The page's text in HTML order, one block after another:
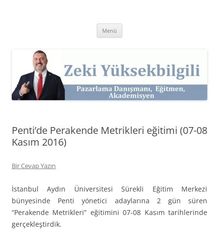
Kişisel Web Sitesi.
Menü
Penti’de Perakende Metrikleri eğitimi (07-08
Kasım 2016)
Bir Cevap Yazın
İstanbul Aydın Üniversitesi Sürekli Eğitim Merkezi
bünyesinde Penti yönetici adaylarına 2 gün süren
“Perakende Metrikleri” eğitimini 07-08 Kasım tarihlerinde
gerçekleştirdik.